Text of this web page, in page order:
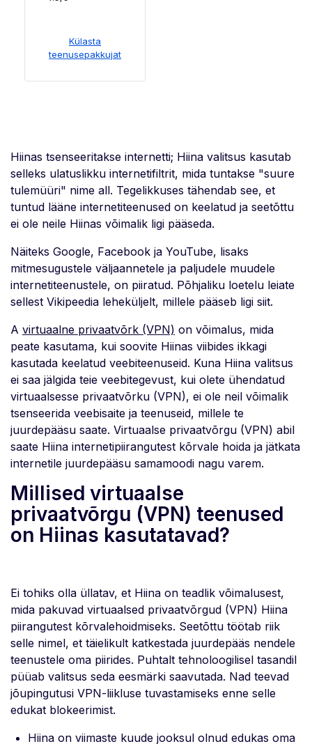
Külasta
teenusepakkujat
Hiinas tsenseeritakse internetti; Hiina valitsus kasutab
selleks ulatuslikku internetifiltrit, mida tuntakse "suure
tulemüüri" nime all. Tegelikkuses tähendab see, et
tuntud lääne internetiteenused on keelatud ja seetõttu
ei ole neile Hiinas võimalik ligi pääseda.
Näiteks Google, Facebook ja YouTube, lisaks
mitmesugustele väljaannetele ja paljudele muudele
internetiteenustele, on piiratud. Põhjaliku loetelu leiate
sellest Vikipeedia leheküljelt, millele pääseb ligi siit.
A virtuaalne privaatvõrk (VPN) on võimalus, mida
peate kasutama, kui soovite Hiinas viibides ikkagi
kasutada keelatud veebiteenuseid. Kuna Hiina valitsus
ei saa jälgida teie veebitegevust, kui olete ühendatud
virtuaalsesse privaatvõrku (VPN), ei ole neil võimalik
tsenseerida veebisaite ja teenuseid, millele te
juurdepääsu saate. Virtuaalse privaatvõrgu (VPN) abil
saate Hiina internetipiirangutest kõrvale hoida ja jätkata
internetile juurdepääsu samamoodi nagu varem.
Millised virtuaalse
privaatvõrgu (VPN) teenused
on Hiinas kasutatavad?
Ei tohiks olla üllatav, et Hiina on teadlik võimalusest,
mida pakuvad virtuaalsed privaatvõrgud (VPN) Hiina
piirangutest kõrvalehoidmiseks. Seetõttu töötab riik
selle nimel, et täielikult katkestada juurdepääs nendele
teenustele oma piirides. Puhtalt tehnoloogilisel tasandil
püüab valitsus seda eesmärki saavutada. Nad teevad
jõupingutusi VPN-liikluse tuvastamiseks enne selle
edukat blokeerimist.
Hiina on viimaste kuude jooksul olnud edukas oma